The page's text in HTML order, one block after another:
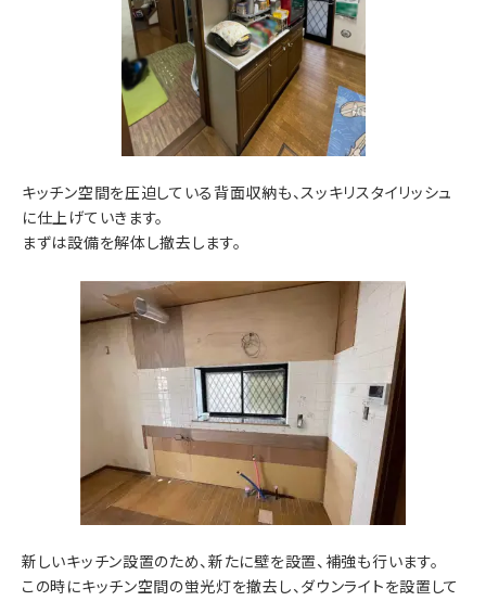
キッチン空間を圧迫している背面収納も、スッキリスタイリッシュ
に仕上げていきます。
まずは設備を解体し撤去します。
新しいキッチン設置のため、新たに壁を設置、補強も行います。
この時にキッチン空間の蛍光灯を撤去し、ダウンライトを設置して